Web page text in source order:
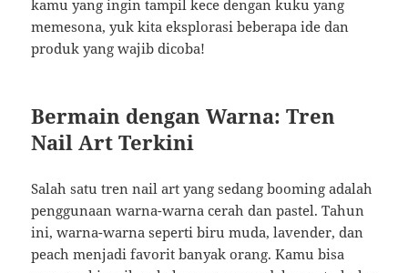
kamu yang ingin tampil kece dengan kuku yang
memesona, yuk kita eksplorasi beberapa ide dan
produk yang wajib dicoba!
Bermain dengan Warna: Tren
Nail Art Terkini
Salah satu tren nail art yang sedang booming adalah
penggunaan warna-warna cerah dan pastel. Tahun
ini, warna-warna seperti biru muda, lavender, dan
peach menjadi favorit banyak orang. Kamu bisa